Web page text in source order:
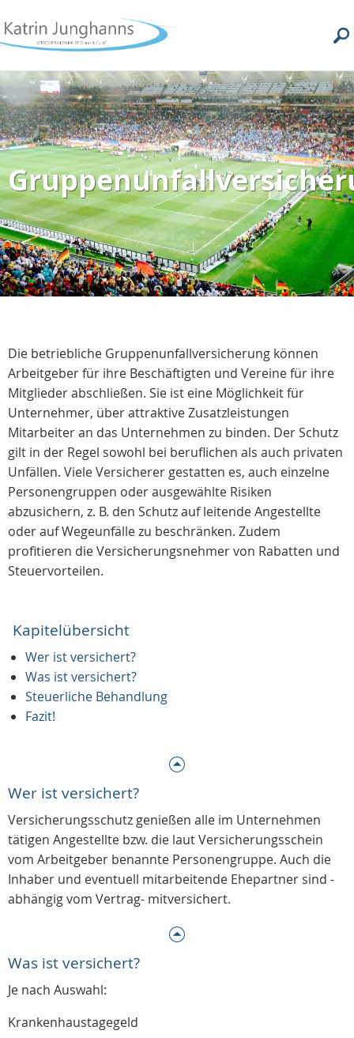
Die betriebliche Gruppenunfallversicherung können
Arbeitgeber für ihre Beschäftigten und Vereine für ihre
Mitglieder abschließen. Sie ist eine Möglichkeit für
Unternehmer, über attraktive Zusatzleistungen
Mitarbeiter an das Unternehmen zu binden. Der Schutz
gilt in der Regel sowohl bei beruflichen als auch privaten
Unfällen. Viele Versicherer gestatten es, auch einzelne
Personengruppen oder ausgewählte Risiken
abzusichern, z. B. den Schutz auf leitende Angestellte
oder auf Wegeunfälle zu beschränken. Zudem
profitieren die Versicherungsnehmer von Rabatten und
Steuervorteilen.
Kapitelübersicht
Wer ist versichert?
Was ist versichert?
Steuerliche Behandlung
Fazit!
Wer ist versichert?
Versicherungsschutz genießen alle im Unternehmen
tätigen Angestellte bzw. die laut Versicherungsschein
vom Arbeitgeber benannte Personengruppe. Auch die
Inhaber und eventuell mitarbeitende Ehepartner sind -
abhängig vom Vertrag- mitversichert.
Was ist versichert?
Je nach Auswahl:
Krankenhaustagegeld